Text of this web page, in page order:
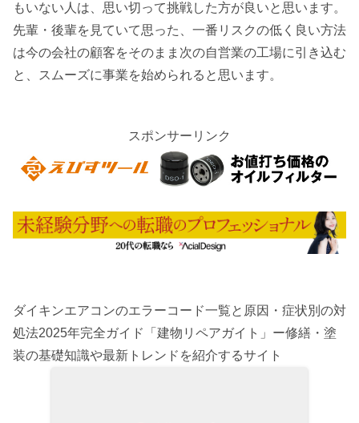
もいない人は、思い切って挑戦した方が良いと思います。
先輩・後輩を見ていて思った、一番リスクの低く良い方法
は今の会社の顧客をそのまま次の自営業の工場に引き込む
と、スムーズに事業を始められると思います。
スポンサーリンク
ダイキンエアコンのエラーコード一覧と原因・症状別の対
処法2025年完全ガイド「建物リペアガイト」ー修繕・塗
装の基礎知識や最新トレンドを紹介するサイト